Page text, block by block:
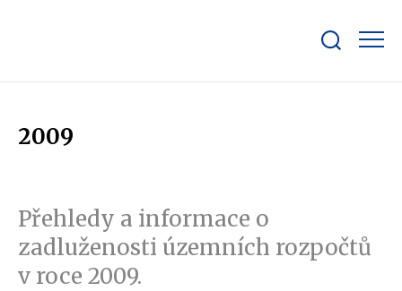
bar
2009
Přehledy a informace o
zadluženosti územních rozpočtů
v roce 2009.